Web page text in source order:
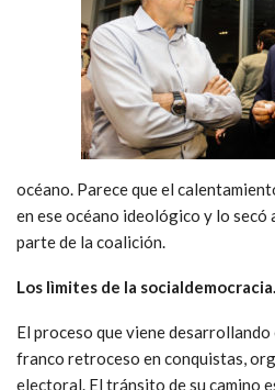
océano. Parece que el
en ese océano ideológico y lo secó
parte de la coalición.
Los lìmites de la socialdemocracia.
El proceso que viene
franco retroceso en conquistas,
electoral. El tránsito de su camino